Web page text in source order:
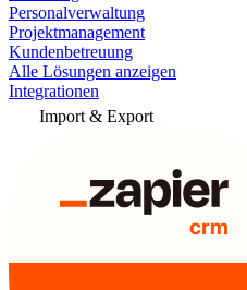
Personalverwaltung
Projektmanagement
Kundenbetreuung
Alle Lösungen anzeigen
Integrationen
Import & Export